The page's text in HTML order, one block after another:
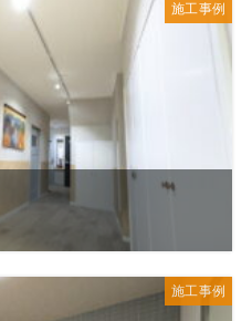
施工事例
施工事例